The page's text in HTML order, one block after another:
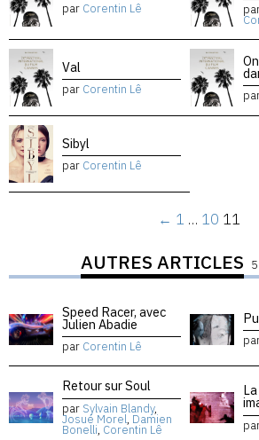
par Corentin Lê
Val
par Corentin Lê
Sibyl
par Corentin Lê
← 1 … 10 11
AUTRES ARTICLES
Speed Racer, avec
Julien Abadie
par Corentin Lê
Retour sur Soul
par Sylvain Blandy,
Josué Morel, Damien
Bonelli, Corentin Lê